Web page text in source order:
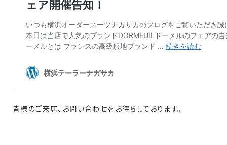
皆様のご来店、お問い合わせをお待ちしております。